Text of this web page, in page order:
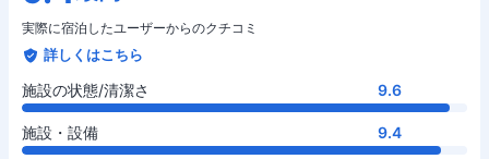
実際に宿泊したユーザーからのクチコミ
詳しくはこちら
施設の状態/清潔さ 9.6
施設・設備 9.4